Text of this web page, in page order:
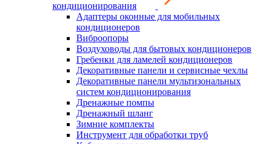
кондиционирования
Адаптеры оконные для мобильных
кондиционеров
Виброопоры
Воздуховоды для бытовых кондиционеров
Гребенки для ламелей кондиционеров
Декоративные панели и сервисные чехлы
Декоративные панели мультизональных
систем кондиционирования
Дренажные помпы
Дренажный шланг
Зимние комплекты
Инструмент для обработки труб